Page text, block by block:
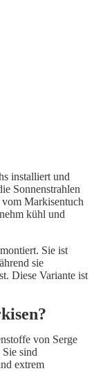
installiert und
Sonnenstrahlen
Markisentuch
kühl und
Sie ist
sie
Diese Variante ist
von Serge
sind
extrem